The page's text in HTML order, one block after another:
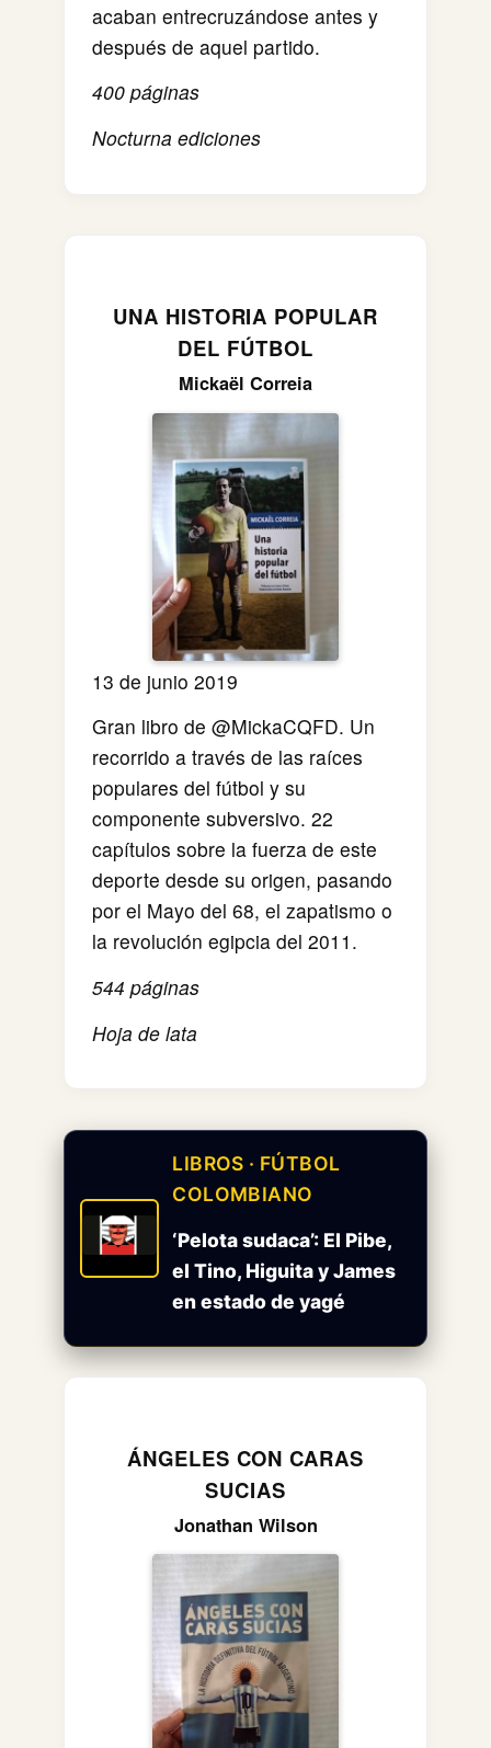
acaban entrecruzándose antes y
después de aquel partido.
400 páginas
Nocturna ediciones
UNA HISTORIA POPULAR
DEL FÚTBOL
Mickaël Correia
13 de junio 2019
Gran libro de @MickaCQFD. Un
recorrido a través de las raíces
populares del fútbol y su
componente subversivo. 22
capítulos sobre la fuerza de este
deporte desde su origen, pasando
por el Mayo del 68, el zapatismo o
la revolución egipcia del 2011.
544 páginas
Hoja de lata
LIBROS · FÚTBOL
COLOMBIANO
‘Pelota sudaca’: El Pibe,
el Tino, Higuita y James
en estado de yagé
ÁNGELES CON CARAS
SUCIAS
Jonathan Wilson